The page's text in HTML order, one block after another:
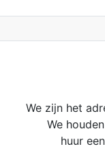
We zijn het
We
huur